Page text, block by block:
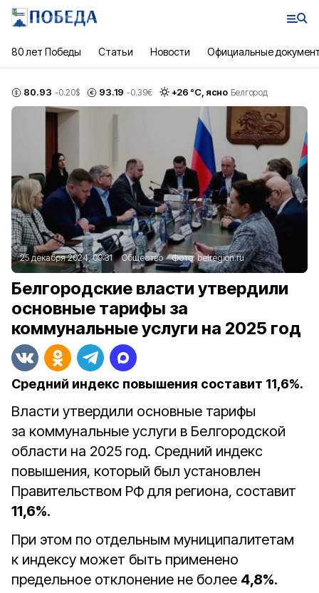
80 лет Победы Статьи Новости Официальные
80.93 -0.20$ 93.19 -0.39€ +26 °С, ясно Белгород
25 декабря 2024, 09:31 Общество Фото:belregion.ru
Белгородские власти утвердили
основные тарифы за
коммунальные услуги на 2025 год
Средний индекс повышения составит 11,6%.
Власти утвердили основные тарифы
за коммунальные услуги в Белгородской
области на 2025 год. Средний индекс
повышения, который был установлен
Правительством РФ для региона, составит
11,6%.
При этом по отдельным муниципалитетам
к индексу может быть применено
предельное отклонение не более 4,8%.